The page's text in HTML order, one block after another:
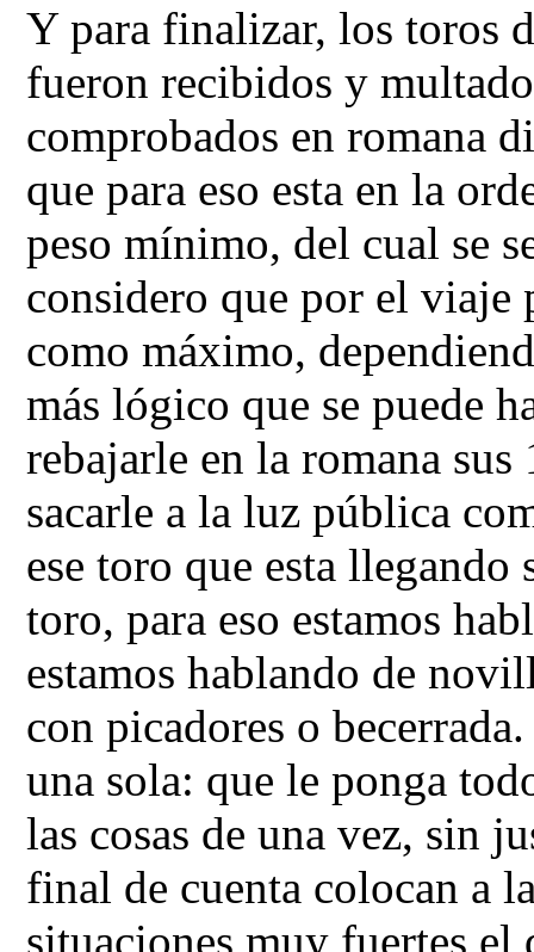
Y para finalizar, los toros
fueron recibidos y
comprobados en romana
que para eso esta en la
peso mínimo, del cual se
considero que por el
como máximo,
más lógico que se puede
rebajarle en la romana
sacarle a la luz pública
ese toro que esta llegando
toro, para eso estamos
estamos hablando de
con picadores o
una sola: que le ponga
las cosas de una vez, sin
final de cuenta colocan a
situaciones muy fuertes el